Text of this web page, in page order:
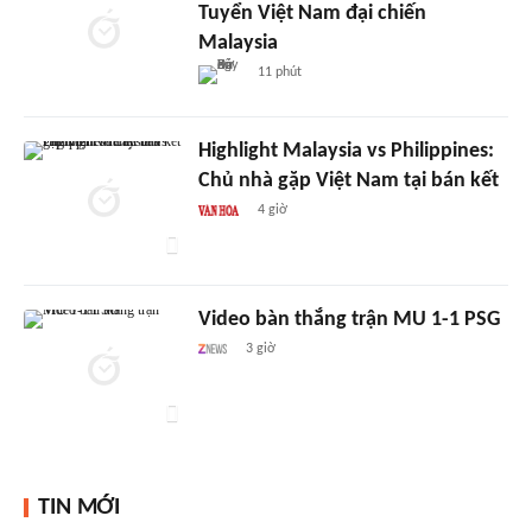
Tuyển Việt Nam đại chiến
Malaysia
11 phút
Highlight Malaysia vs Philippines:
Chủ nhà gặp Việt Nam tại bán kết
4 giờ
Video bàn thắng trận MU 1-1 PSG
3 giờ
TIN MỚI